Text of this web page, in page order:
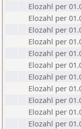
Elozahl per
Elozahl per
Elozahl per
Elozahl per
Elozahl per
Elozahl per
Elozahl per
Elozahl per
Elozahl per
Elozahl per
Elozahl per